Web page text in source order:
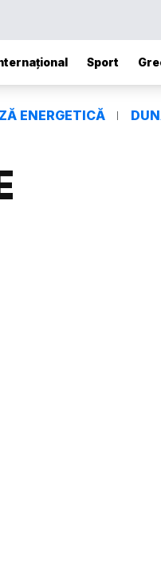
Sport
ENERGETICĂ